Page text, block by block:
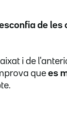
de les
i de
que es